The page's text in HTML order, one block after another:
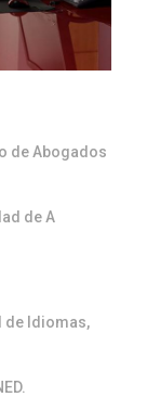
de Abogados
de A
de Idiomas,